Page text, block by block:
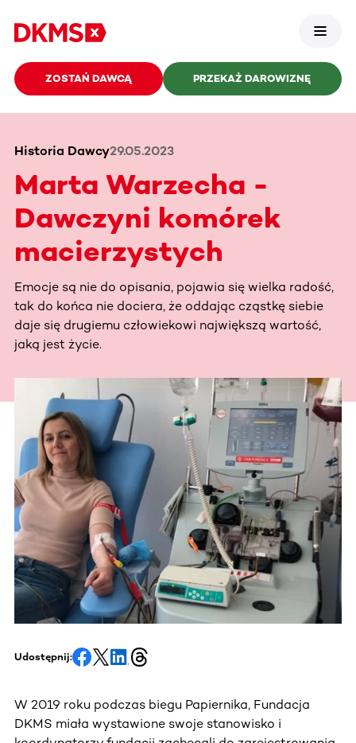
ZOSTAŃ DAWCĄ PRZEKAŻ DAROWIZNĘ
Historia Dawcy29.05.2023
Marta Warzecha -
Dawczyni komórek
macierzystych
Emocje są nie do opisania, pojawia się wielka radość,
tak do końca nie dociera, że oddając cząstkę siebie
daje się drugiemu człowiekowi największą wartość,
jaką jest życie.
Udostępnij:
W 2019 roku podczas biegu Papiernika, Fundacja
DKMS miała wystawione swoje stanowisko i